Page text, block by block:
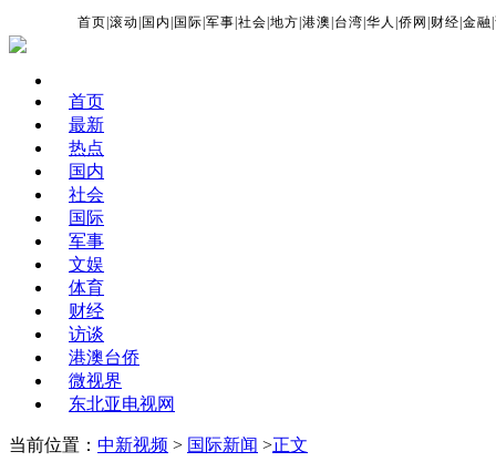
首页 |滚动 国内 国际 |军事 |社会 |地方 |港澳 台湾 |华人 |侨网 财经 |金融 |
首页
最新
热点
国内
社会
国际
军事
文娱
体育
财经
访谈
港澳台侨
微视界
东北亚电视网
当前位置： 中新视频 > 国际新闻 >正文